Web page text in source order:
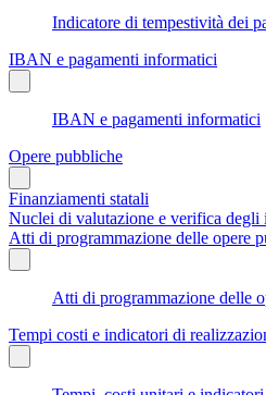
Indicatore di tempestività dei
IBAN e pagamenti informatici
IBAN e pagamenti informatici
Opere pubbliche
Finanziamenti statali
Nuclei di valutazione e verifica degli
Atti di programmazione delle opere
Atti di programmazione delle
Tempi costi e indicatori di